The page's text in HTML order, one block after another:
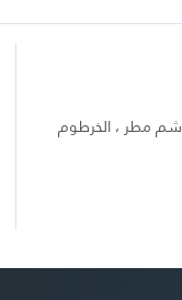
مطر ، الخرطوم